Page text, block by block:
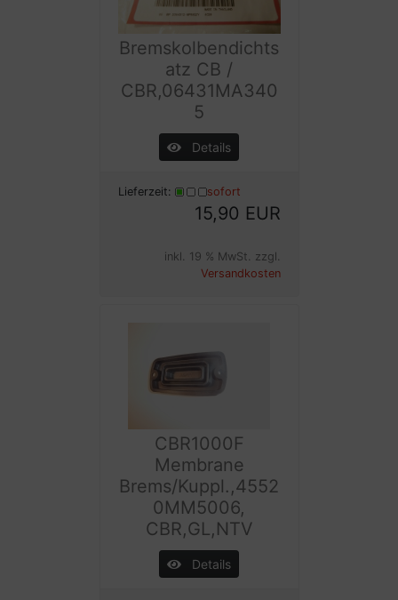
Bremskolbendichts
atz CB /
CBR,06431MA340
5
Details
Lieferzeit: sofort
15,90 EUR
inkl. 19 % MwSt. zzgl.
Versandkosten
CBR1000F
Membrane
Brems/Kuppl.,4552
0MM5006,
CBR,GL,NTV
Details